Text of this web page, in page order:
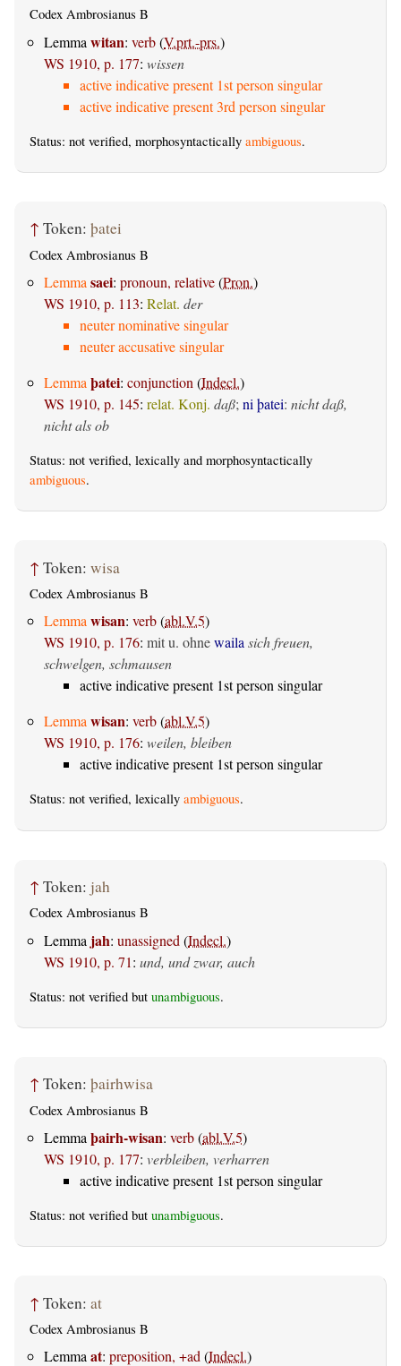
Codex Ambrosianus B
Lemma witan: verb(V.prt.-prs.)
WS 1910, p. 177: wissen
active indicative present 1st person singular
active indicative present 3rd person singular
Status: not verified, morphosyntactically ambiguous.
↑ Token: þatei
Codex Ambrosianus B
Lemma saei: pronoun, relative(Pron.)
WS 1910, p. 113: Relat. der
neuter nominative singular
neuter accusative singular
Lemma þatei: conjunction (Indecl.)
WS 1910, p. 145: relat. Konj. daß; ni þatei: nicht daß,
nicht als ob
Status: not verified, lexically and morphosyntactically
ambiguous.
↑ Token: wisa
Codex Ambrosianus B
Lemmawisan: verb(abl.V.5)
WS 1910, p. 176: mit u. ohnewailasich freuen,
schwelgen, schmausen
active indicative present 1st person singular
Lemmawisan: verb(abl.V.5)
WS 1910, p. 176: weilen, bleiben
active indicative present 1st person singular
Status: not verified, lexically ambiguous.
↑ Token: jah
Codex Ambrosianus B
Lemma jah: unassigned (Indecl.)
WS 1910, p. 71: und, und zwar, auch
Status: not verified but unambiguous.
↑ Token: þairhwisa
Codex Ambrosianus B
Lemma þairh-wisan: verb(abl.V.5)
WS 1910, p. 177: verbleiben, verharren
active indicative present 1st person singular
Status: not verified but unambiguous.
↑ Token: at
Codex Ambrosianus B
Lemmaat: preposition, +ad(Indecl.)